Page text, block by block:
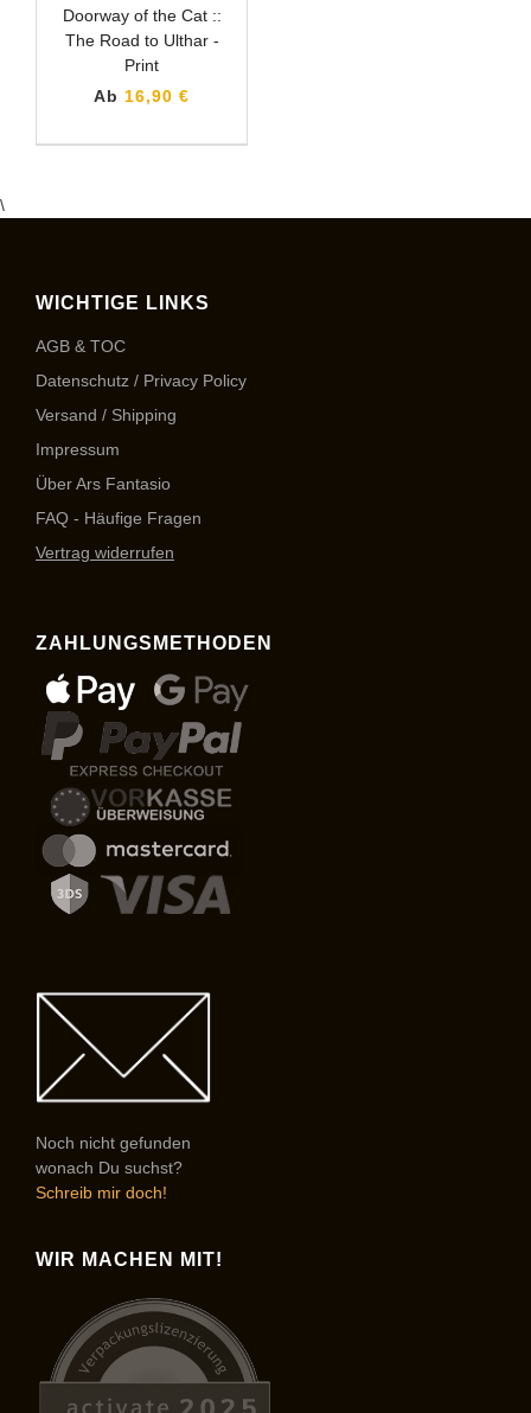
Doorway of the Cat ::
The Road to Ulthar -
Print
Ab 16,90 €
\
WICHTIGE LINKS
AGB & TOC
Datenschutz / Privacy Policy
Versand / Shipping
Impressum
Über Ars Fantasio
FAQ - Häufige Fragen
Vertrag widerrufen
ZAHLUNGSMETHODEN
Noch nicht gefunden
wonach Du suchst?
Schreib mir doch!
WIR MACHEN MIT!